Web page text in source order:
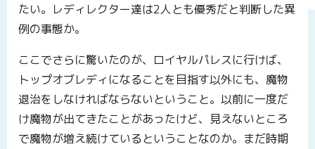
たい。レディレクター達は2人とも優秀だと判断した異
例の事態か。
ここでさらに驚いたのが、ロイヤルパレスに行けば、
トップオブレディになることを目指す以外にも、魔物
退治をしなければならないということ。以前に一度だ
け魔物が出てきたことがあったけど、見えないところ
で魔物が増え続けているということなのか。まだ時期